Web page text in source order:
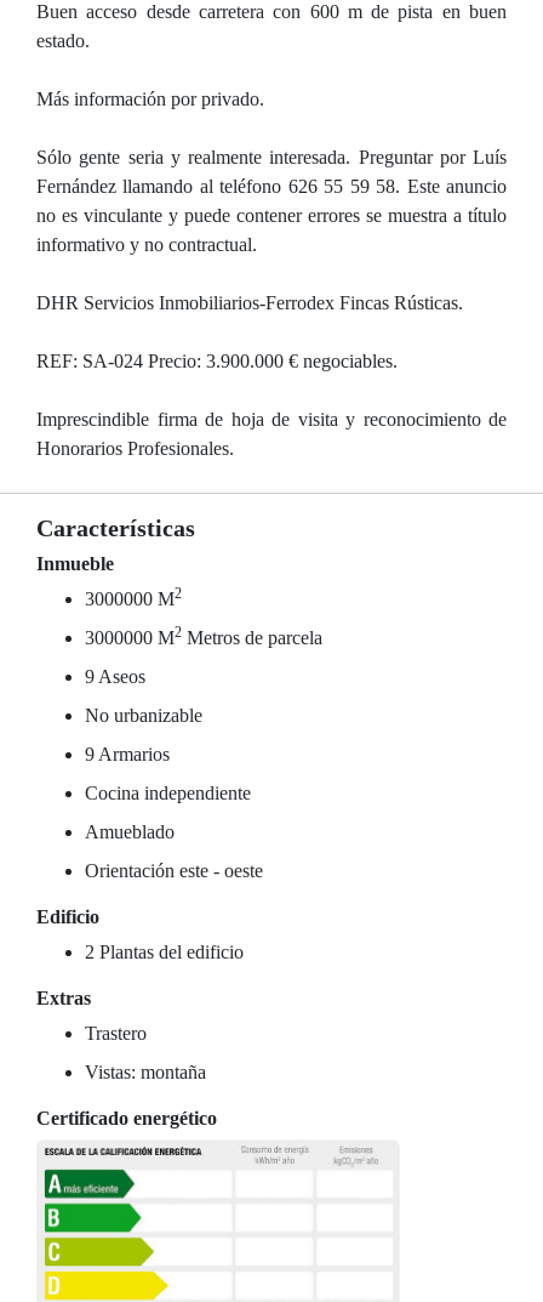
Buen acceso desde carretera con 600 m de pista en buen
estado.
Más información por privado.
Sólo gente seria y realmente interesada. Preguntar por Luís
Fernández llamando al teléfono 626 55 59 58. Este anuncio
no es vinculante y puede contener errores se muestra a título
informativo y no contractual.
DHR Servicios Inmobiliarios-Ferrodex Fincas Rústicas.
REF: SA-024 Precio: 3.900.000 € negociables.
Imprescindible firma de hoja de visita y reconocimiento de
Honorarios Profesionales.
Características
Inmueble
3000000 M2
3000000 M2 Metros de parcela
9 Aseos
No urbanizable
9 Armarios
Cocina independiente
Amueblado
Orientación este - oeste
Edificio
2 Plantas del edificio
Extras
Trastero
Vistas: montaña
Certificado energético